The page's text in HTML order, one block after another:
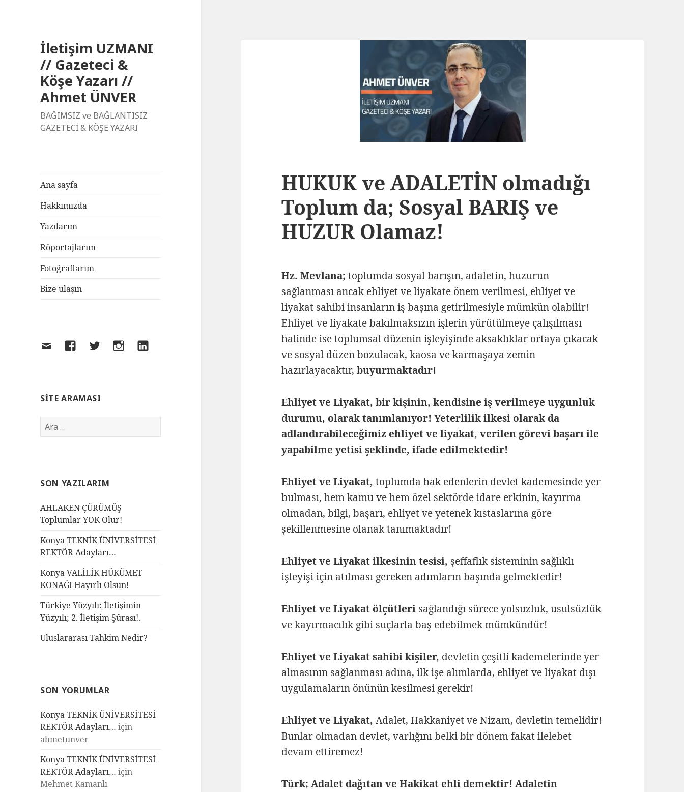
İletişim UZMANI
// Gazeteci &
Köşe Yazarı //
Ahmet ÜNVER
BAĞIMSIZ ve BAĞLANTISIZ
GAZETECİ & KÖŞE YAZARI
Ana sayfa
Hakkımızda
Yazılarım
Röportajlarım
Fotoğraflarım
Bize ulaşın
SITE ARAMASI
SON YAZILARIM
AHLAKEN ÇÜRÜMÜŞ
Toplumlar YOK Olur!
Konya TEKNİK ÜNİVERSİTESİ
REKTÖR Adayları…
Konya VALİLİK HÜKÜMET
KONAĞI Hayırlı Olsun!
Türkiye Yüzyılı: İletişimin
Yüzyılı; 2. İletişim Şûrası!.
Uluslararası Tahkim Nedir?
SON YORUMLAR
Konya TEKNİK ÜNİVERSİTESİ
REKTÖR Adayları… için
ahmetunver
Konya TEKNİK ÜNİVERSİTESİ
REKTÖR Adayları… için
Mehmet Kamanlı
HUKUK ve ADALETİN olmadığı
Toplum da; Sosyal BARIŞ ve
HUZUR Olamaz!
Hz. Mevlana; toplumda sosyal barışın, adaletin, huzurun
sağlanması ancak ehliyet ve liyakate önem verilmesi, ehliyet ve
liyakat sahibi insanların iş başına getirilmesiyle mümkün olabilir!
Ehliyet ve liyakate bakılmaksızın işlerin yürütülmeye çalışılması
halinde ise toplumsal düzenin işleyişinde aksaklıklar ortaya çıkacak
ve sosyal düzen bozulacak, kaosa ve karmaşaya zemin
hazırlayacaktır,buyurmaktadır!
Ehliyet ve Liyakat, bir kişinin, kendisine iş verilmeye uygunluk
durumu, olarak tanımlanıyor! Yeterlilik ilkesi olarak da
adlandırabileceğimiz ehliyet ve liyakat, verilen görevi başarı ile
yapabilme yetisi şeklinde, ifade edilmektedir!
Ehliyet ve Liyakat,toplumda hak edenlerin devlet kademesinde yer
bulması, hem kamu ve hem özel sektörde idare erkinin, kayırma
olmadan, bilgi, başarı, ehliyet ve yetenek kıstaslarına göre
şekillenmesine olanak tanımaktadır!
Ehliyet ve Liyakat ilkesinin tesisi, şeffaflık sisteminin sağlıklı
işleyişi için atılması gereken adımların başında gelmektedir!
Ehliyet ve Liyakat ölçütleri sağlandığı sürece yolsuzluk, usulsüzlük
ve kayırmacılık gibi suçlarla baş edebilmek mümkündür!
Ehliyet ve Liyakat sahibi kişiler, devletin çeşitli kademelerinde yer
almasının sağlanması adına, ilk işe alımlarda, ehliyet ve liyakat dışı
uygulamaların önünün kesilmesi gerekir!
Ehliyet ve Liyakat, Adalet, Hakkaniyet ve Nizam, devletin temelidir!
Bunlar olmadan devlet, varlığını belki bir dönem fakat ilelebet
devam ettiremez!
Türk; Adalet dağıtan ve Hakikat ehli demektir! Adaletin